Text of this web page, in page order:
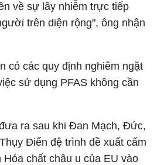
về sự lây nhiễm trực tiếp
trên diện rộng", ông nhận
có các quy định nghiêm ngặt
sử dụng PFAS không cần
ra sau khi Đan Mạch, Đức,
Điển đệ trình đề xuất cấm
Hóa chất châu u của EU vào